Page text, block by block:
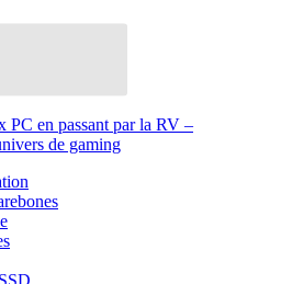
PC en passant par la RV –
de gaming